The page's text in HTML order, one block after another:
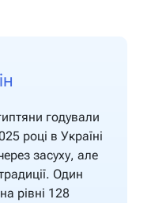
годували
році в Україні
засуху, але
Один
рівні 128